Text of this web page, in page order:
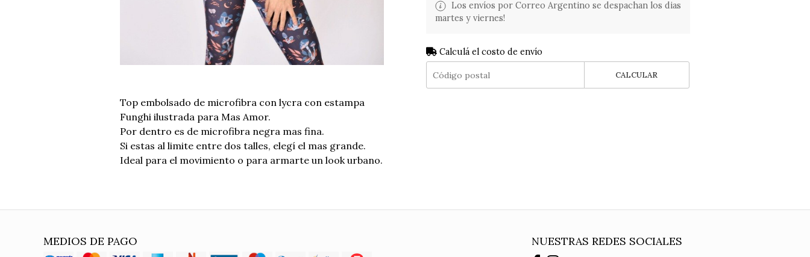
Top embolsado de microfibra con lycra con estampa
Funghi ilustrada para Mas Amor.
Por dentro es de microfibra negra mas fina.
Si estas al limite entre dos talles, elegí el mas grande.
Ideal para el movimiento o para armarte un look urbano.
Los envíos por Correo Argentino se despachan los dias
martes y viernes!
Calculá el costo de envío
CALCULAR
MEDIOS DE PAGO NUESTRAS REDES SOCIALES